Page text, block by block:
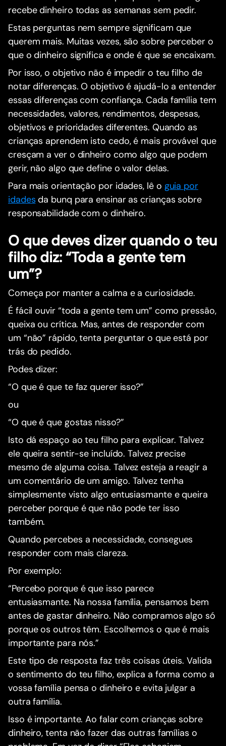
recebe dinheiro todas as semanas sem pedir.
Estas perguntas nem sempre significam que
querem mais. Muitas vezes, são sobre perceber o
que o dinheiro significa e onde é que se encaixam.
Por isso, o objetivo não é impedir o teu filho de
notar diferenças. O objetivo é ajudá-lo a entender
essas diferenças com confiança. Cada família tem
necessidades, valores, rendimentos, despesas,
objetivos e prioridades diferentes. Quando as
crianças aprendem isto cedo, é mais provável que
cresçam a ver o dinheiro como algo que podem
gerir, não algo que define o valor delas.
Para mais orientação por idades, lê o guia por
idades da bunq para ensinar as crianças sobre
responsabilidade com o dinheiro.
O que deves dizer quando o teu
filho diz: “Toda a gente tem
um”?
Começa por manter a calma e a curiosidade.
É fácil ouvir “toda a gente tem um” como pressão,
queixa ou crítica. Mas, antes de responder com
um “não” rápido, tenta perguntar o que está por
trás do pedido.
Podes dizer:
“O que é que te faz querer isso?”
ou
“O que é que gostas nisso?”
Isto dá espaço ao teu filho para explicar. Talvez
ele queira sentir-se incluído. Talvez precise
mesmo de alguma coisa. Talvez esteja a reagir a
um comentário de um amigo. Talvez tenha
simplesmente visto algo entusiasmante e queira
perceber porque é que não pode ter isso
também.
Quando percebes a necessidade, consegues
responder com mais clareza.
Por exemplo:
“Percebo porque é que isso parece
entusiasmante. Na nossa família, pensamos bem
antes de gastar dinheiro. Não compramos algo só
porque os outros têm. Escolhemos o que é mais
importante para nós.”
Este tipo de resposta faz três coisas úteis. Valida
o sentimento do teu filho, explica a forma como a
vossa família pensa o dinheiro e evita julgar a
outra família.
Isso é importante. Ao falar com crianças sobre
dinheiro, tenta não fazer das outras famílias o